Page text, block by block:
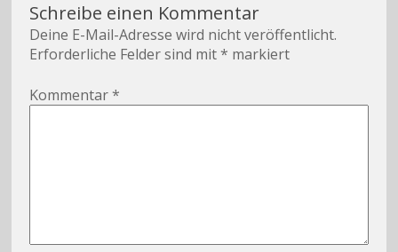
Schreibe einen Kommentar
Deine E-Mail-Adresse wird nicht veröffentlicht.
Erforderliche Felder sind mit* markiert
Kommentar*